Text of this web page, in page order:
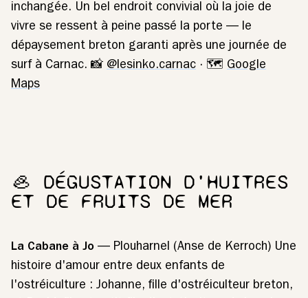
inchangée. Un bel endroit convivial où la joie de
vivre se ressent à peine passé la porte — le
dépaysement breton garanti après une journée de
surf à Carnac. 📸 @lesinko.carnac · 🗺️ Google
Maps
🦪 DÉGUSTATION D'HUITRES
ET DE FRUITS DE MER
La Cabane à Jo — Plouharnel (Anse de Kerroch) Une
histoire d'amour entre deux enfants de
l'ostréiculture : Johanne, fille d'ostréiculteur breton,